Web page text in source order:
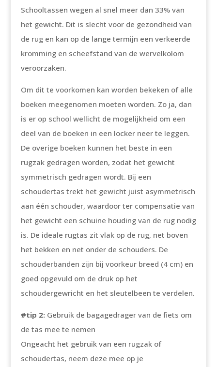
Schooltassen wegen al snel meer dan 33% van
het gewicht. Dit is slecht voor de gezondheid van
de rug en kan op de lange termijn een verkeerde
kromming en scheefstand van de wervelkolom
veroorzaken.
Om dit te voorkomen kan worden bekeken of alle
boeken meegenomen moeten worden. Zo ja, dan
is er op school wellicht de mogelijkheid om een
deel van de boeken in een locker neer te leggen.
De overige boeken kunnen het beste in een
rugzak gedragen worden, zodat het gewicht
symmetrisch gedragen wordt. Bij een
schoudertas trekt het gewicht juist asymmetrisch
aan één schouder, waardoor ter compensatie van
het gewicht een schuine houding van de rug nodig
is. De ideale rugtas zit vlak op de rug, net boven
het bekken en net onder de schouders. De
schouderbanden zijn bij voorkeur breed (4 cm) en
goed opgevuld om de druk op het
schoudergewricht en het sleutelbeen te verdelen.
#tip 2:Gebruik de bagagedrager van de fiets om
de tas mee te nemen
Ongeacht het gebruik van een rugzak of
schoudertas, neem deze mee op je